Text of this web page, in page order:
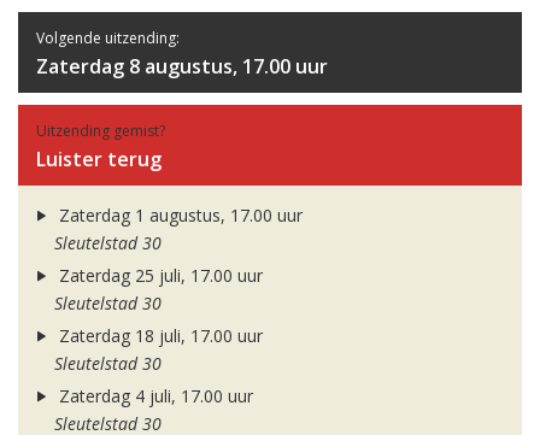
Volgende uitzending:
Zaterdag 8 augustus, 17.00 uur
Uitzending gemist?
Luister terug
Zaterdag 1 augustus, 17.00 uur
Sleutelstad 30
Zaterdag 25 juli, 17.00 uur
Sleutelstad 30
Zaterdag 18 juli, 17.00 uur
Sleutelstad 30
Zaterdag 4 juli, 17.00 uur
Sleutelstad 30